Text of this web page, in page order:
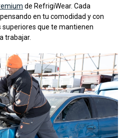
de RefrigiWear. Cada
en tu comodidad y con
que te mantienen
trabajar.